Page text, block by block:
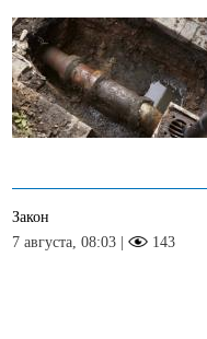
Закон
7 августа, 08:03 |
143